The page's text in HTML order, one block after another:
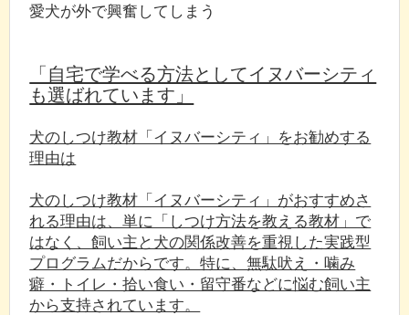
愛犬が外で興奮してしまう
「自宅で学べる方法としてイヌバーシティ
も選ばれています」
犬のしつけ教材「イヌバーシティ」をお勧めする
理由は
犬のしつけ教材「イヌバーシティ」がおすすめさ
れる理由は、単に「しつけ方法を教える教材」で
はなく、飼い主と犬の関係改善を重視した実践型
プログラムだからです。特に、無駄吠え・噛み
癖・トイレ・拾い食い・留守番などに悩む飼い主
から支持されています。